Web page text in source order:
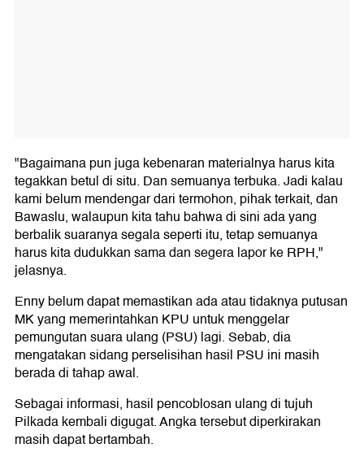
"Bagaimana pun juga kebenaran materialnya harus kita
tegakkan betul di situ. Dan semuanya terbuka. Jadi kalau
kami belum mendengar dari termohon, pihak terkait, dan
Bawaslu, walaupun kita tahu bahwa di sini ada yang
berbalik suaranya segala seperti itu, tetap semuanya
harus kita dudukkan sama dan segera lapor ke RPH,"
jelasnya.
Enny belum dapat memastikan ada atau tidaknya putusan
MK yang memerintahkan KPU untuk menggelar
pemungutan suara ulang (PSU) lagi. Sebab, dia
mengatakan sidang perselisihan hasil PSU ini masih
berada di tahap awal.
Sebagai informasi, hasil pencoblosan ulang di tujuh
Pilkada kembali digugat. Angka tersebut diperkirakan
masih dapat bertambah.